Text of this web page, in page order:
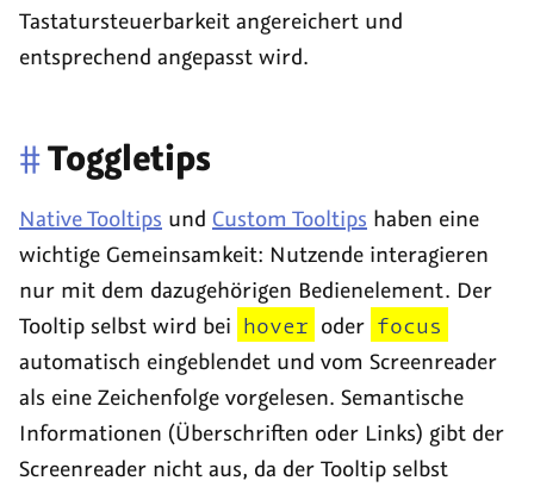
Tastatursteuerbarkeit angereichert und
entsprechend angepasst wird.
#Toggletips
Native Tooltips und Custom Tooltips haben eine
wichtige Gemeinsamkeit: Nutzende interagieren
nur mit dem dazugehörigen Bedienelement. Der
Tooltip selbst wird bei hover oder focus
automatisch eingeblendet und vom Screenreader
als eine Zeichenfolge vorgelesen. Semantische
Informationen (Überschriften oder Links) gibt der
Screenreader nicht aus, da der Tooltip selbst